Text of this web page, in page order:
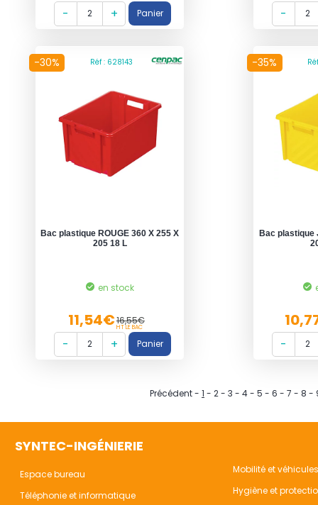
-30% Réf : 628143
Bac plastique ROUGE 360 X 255 X
205 18 L
en stock
11,54€16,55€
HT LE BAC
-35%
Bac plastique
Précédent- 1 - 2- 3 - 4- 5 - 6 - 7 - 8 -
SYNTEC-INGÉNIERIE
Espace bureau
Téléphonie et informatique
Mobilité et véhicules
Hygiène et